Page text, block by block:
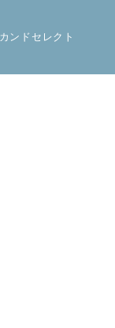
ンドセレクト